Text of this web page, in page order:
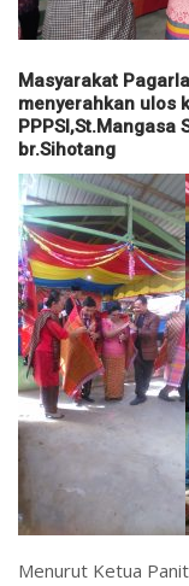
Masyarakat
menyerahkan ulos
br.Sihotang
Menurut Ketua